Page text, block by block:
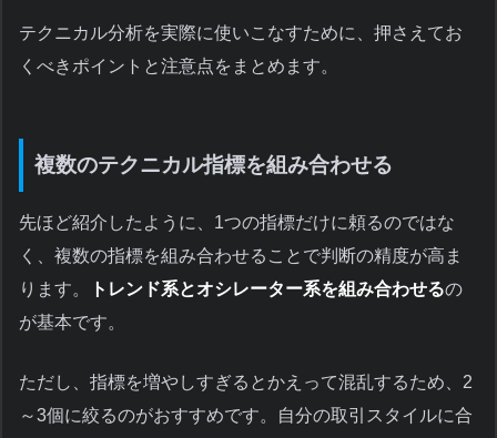
テクニカル分析を実際に使いこなすために、押さえてお
くべきポイントと注意点をまとめます。
複数のテクニカル指標を組み合わせる
先ほど紹介したように、1つの指標だけに頼るのではな
く、複数の指標を組み合わせることで判断の精度が高ま
ります。
トレンド系とオシレーター系を組み合わせるの
が基本です。
ただし、指標を増やしすぎるとかえって混乱するため、2
～3個に絞るのがおすすめです。自分の取引スタイルに合